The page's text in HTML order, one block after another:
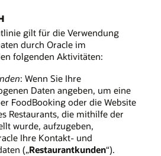
gilt für die Verwendung
durch Oracle im
folgenden Aktivitäten:
: Wenn Sie Ihre
Daten angeben, um eine
FoodBooking oder die Website
Restaurants, die mithilfe der
wurde, aufzugeben,
Ihre Kontakt- und
(„Restaurantkunden“).